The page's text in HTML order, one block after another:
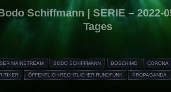
Schiffmann | SERIE – 2022-
Tages
MAINSTREAM BODO SCHIFFMANN BOSCHIMO CORONA
ÖFFENTLICH-RECHTLICHER RUNDFUNK PROPAGANDA